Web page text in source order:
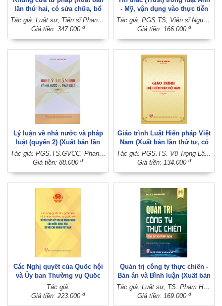
lần thứ hai, có sửa chữa, bổ
sung)
Tác giả: Luật sư, Tiến sĩ Phan Trung Hoài
Giá tiền: 347.000 đ
- Mỹ, vận dụng vào thực tiễn
Việt Nam
Tác giả: PGS.TS, Viện sĩ Nguyễn Ngọc Điện
Giá tiền: 166.000 đ
Lý luận về nhà nước và pháp
luật (quyển 2) (Xuất bản lần
thứ năm, có sửa chữa, bổ
sung)
Tác giả: PGS.TS.GVCC. Phan Trung Hiền
Giá tiền: 88.000 đ
Giáo trình Luật Hiến pháp Việt
Nam (Xuất bản lần thứ tư, có
chỉnh sửa, bổ sung)
Tác giả: PGS.TS. Vũ Trọng Lâm (Chủ biên)
Giá tiền: 134.000 đ
Các Nghị quyết của Quốc hội
và Ủy ban Thường vụ Quốc
hội về việc sắp xếp đơn vị
hành chính của nước Cộng
Tác giả:
Giá tiền: 223.000 đ
Quản trị công ty thực chiến -
Bản án và Bình luận (Xuất bản
lần thứ hai, có sửa chữa, bổ
sung)
Tác giả: Luật sư, TS. Phạm Hoài Huấn
Giá tiền: 169.000 đ